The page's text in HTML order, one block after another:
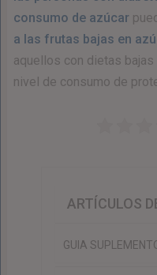
consumo de azúcar
a las frutas bajas en
aquellos con dietas
nivel de consumo de
ARTÍCULOS
GUIA